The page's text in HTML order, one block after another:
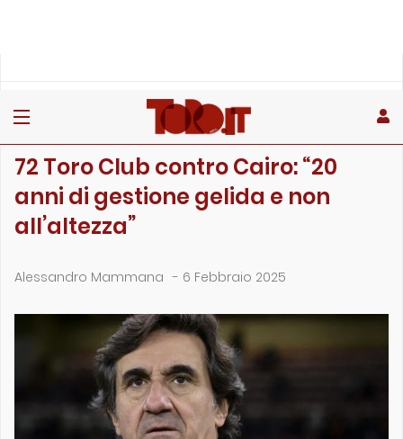
72 Toro Club contro Cairo: “20
anni di gestione gelida e non
all’altezza”
Alessandro Mammana - 6 Febbraio 2025